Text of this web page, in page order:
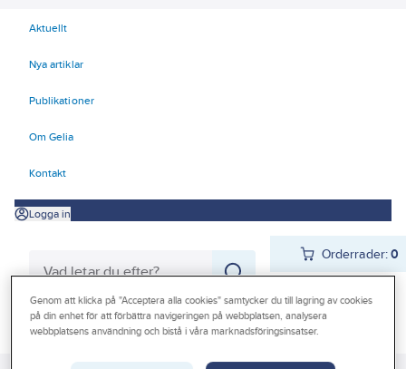
Aktuellt
Nya artiklar
Publikationer
Om Gelia
Kontakt
Logga in
Orderrader:0
Produkter Beställ direkt
Genom att klicka på "Acceptera alla cookies" samtycker du till lagring av cookies
på din enhet för att förbättra navigeringen på webbplatsen, analysera
webbplatsens användning och bistå i våra marknadsföringsinsatser.